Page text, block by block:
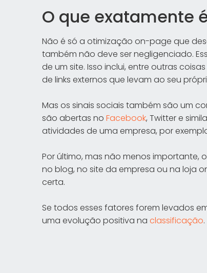
O que exatamente
Não é só a otimização on-page que
também não deve ser negligenciado.
de um site. Isso inclui, entre outras coisas
de links externos que levam ao seu
Mas os sinais sociais também são um
são abertas no Facebook, Twitter e
atividades de uma empresa, por
Por último, mas não menos importante,
no blog, no site da empresa ou na loja
certa.
Se todos esses fatores forem levados
uma evolução positiva na classificação.